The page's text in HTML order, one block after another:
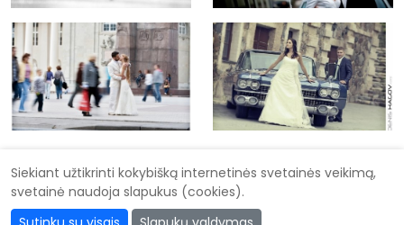
Didysis vestuvių katalogas
Siekiant užtikrinti kokybišką internetinės svetainės veikimą,
svetainė naudoja slapukus (cookies).